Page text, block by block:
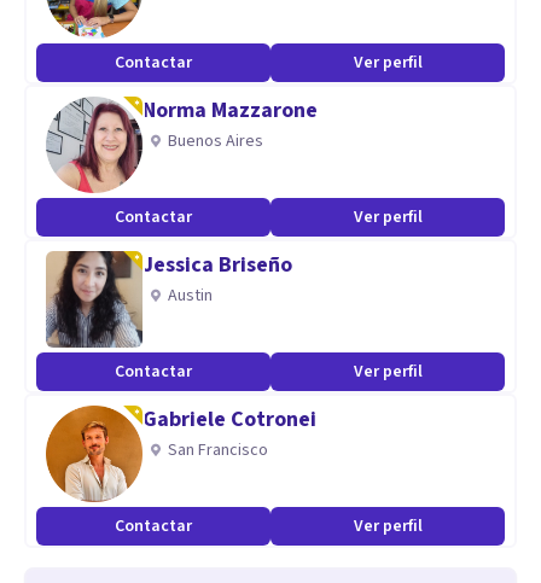
Contactar Ver perfil
Norma Mazzarone
Buenos Aires
Contactar Ver perfil
Jessica Briseño
Austin
Contactar Ver perfil
Gabriele Cotronei
San Francisco
Contactar Ver perfil